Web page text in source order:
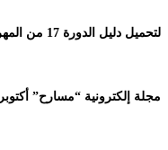
لتحميل دليل الدورة 17 من المهرجان الوطني للمسرح المحترف
مجلة إلكترونية “مسارح” أكتوبر 2023 /عدد تجريبي